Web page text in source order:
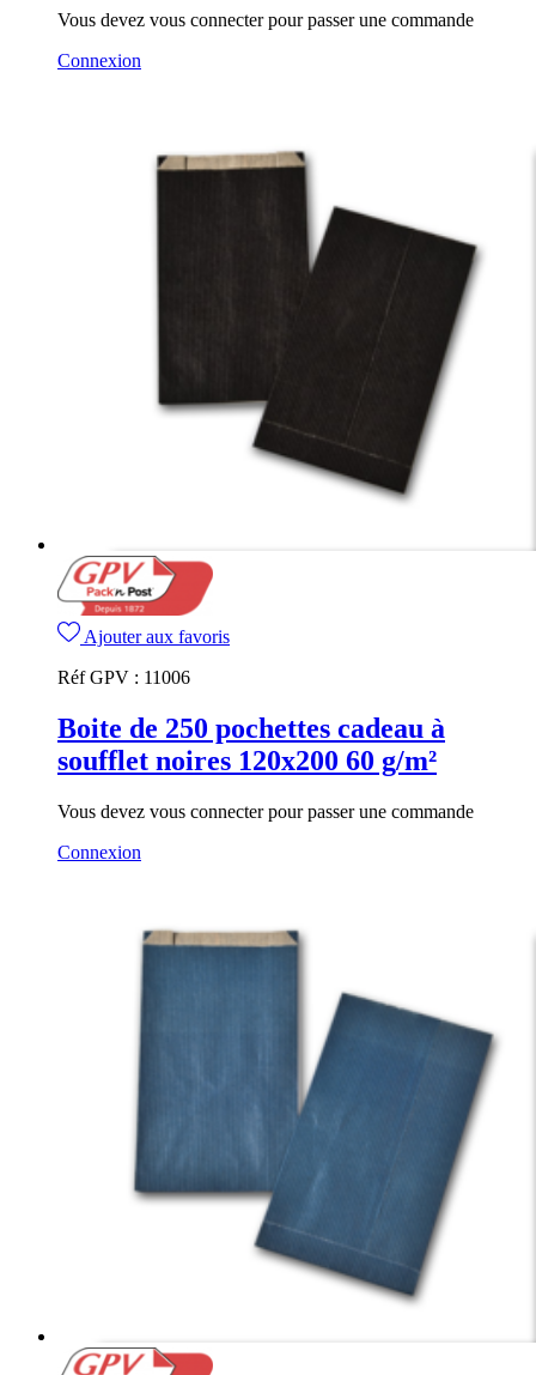
Vous devez vous connecter pour passer une commande
Connexion
Ajouter aux favoris
Réf GPV : 11006
Boite de 250 pochettes cadeau à
soufflet noires 120x200 60 g/m²
Vous devez vous connecter pour passer une commande
Connexion